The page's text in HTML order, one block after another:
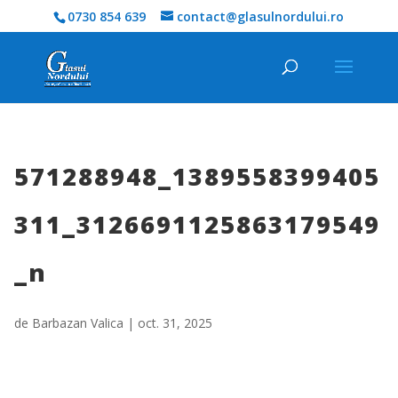
0730 854 639 contact@glasulnordului.ro
571288948_1389558399405
311_3126691125863179549
_n
de Barbazan Valica | oct. 31, 2025